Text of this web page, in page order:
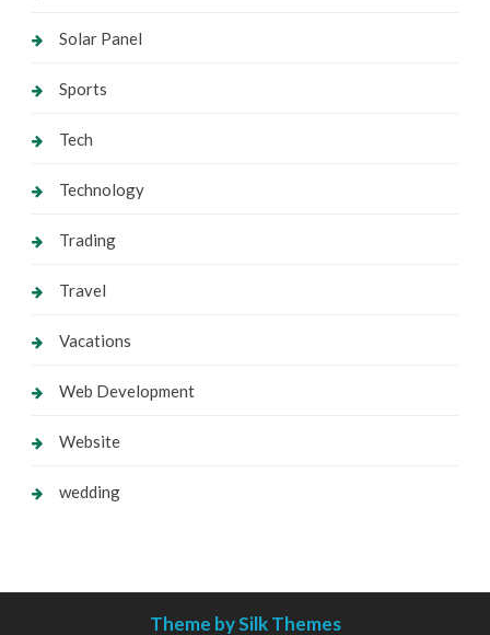
Solar Panel
Sports
Tech
Technology
Trading
Travel
Vacations
Web Development
Website
wedding
Theme by Silk Themes